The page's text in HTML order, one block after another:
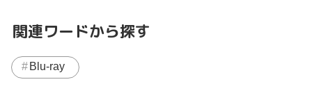
関連ワードから探す
Blu-ray